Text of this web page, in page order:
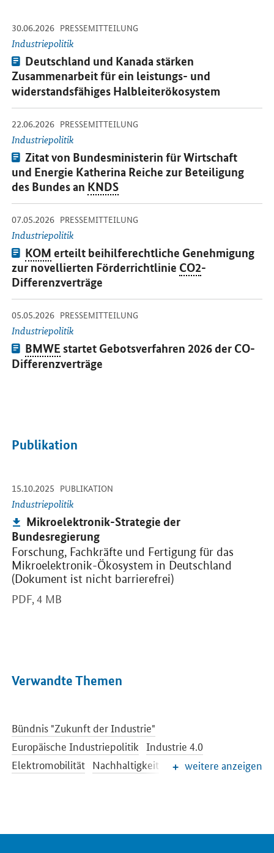
30.06.2026 -
PRESSEMITTEILUNG
Industriepolitik
Pressemitteilung:
Deutschland und Kanada stärken
Zusammenarbeit für ein leistungs- und
widerstandsfähiges Halbleiterökosystem
Öffnet Einzelsicht
22.06.2026 -
PRESSEMITTEILUNG
Industriepolitik
Pressemitteilung:
Zitat von Bundesministerin für Wirtschaft
und Energie Katherina Reiche zur Beteiligung
des Bundes an KNDS
Öffnet Einzelsicht
07.05.2026 -
PRESSEMITTEILUNG
Industriepolitik
Pressemitteilung:
KOM erteilt beihilferechtliche Genehmigung
zur novellierten Förderrichtlinie CO2-
Differenzverträge
Öffnet Einzelsicht
05.05.2026 -
PRESSEMITTEILUNG
Industriepolitik
Pressemitteilung:
BMWE startet Gebotsverfahren 2026 der CO-
Differenzverträge
Öffnet Einzelsicht
Publikation
15.10.2025 -
PUBLIKATION
Industriepolitik
Publikation:
Mikroelektronik-Strategie der
Bundesregierung
Forschung, Fachkräfte und Fertigung für das
Mikroelektronik-Ökosystem in Deutschland
(Dokument ist nicht barrierefrei)
PDF, 4 MB
Öffnet PDF "Mikroelektronik-Strategie der Bundesregierung" in
Verwandte Themen
Bündnis "Zukunft der Industrie"
Europäische Industriepolitik Industrie 4.0
Elektromobilität Nachhaltigkeit
weitere anzeigen